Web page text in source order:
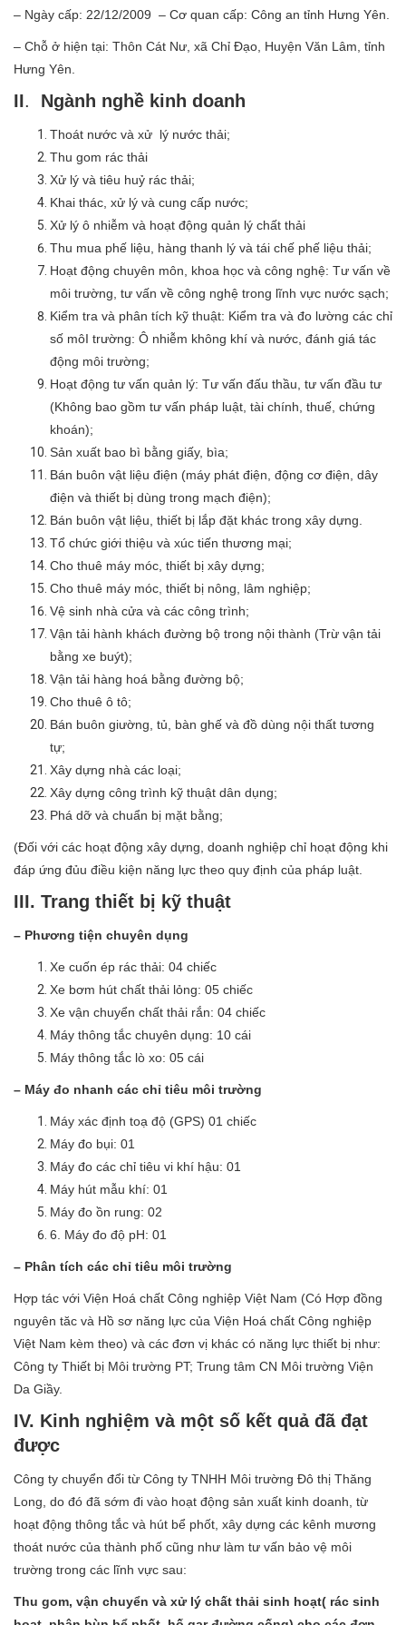
– Ngày cấp: 22/12/2009 – Cơ quan cấp: Công an tỉnh Hưng Yên.
– Chỗ ở hiện tại: Thôn Cát Nư, xã Chỉ Đạo, Huyện Văn Lâm, tỉnh
Hưng Yên.
II. Ngành nghề kinh doanh
Thoát nước và xử lý nước thải;
Thu gom rác thải
Xử lý và tiêu huỷ rác thải;
Khai thác, xử lý và cung cấp nước;
Xử lý ô nhiễm và hoạt động quản lý chất thải
Thu mua phế liệu, hàng thanh lý và tái chế phế liệu thải;
Hoạt động chuyên môn, khoa học và công nghệ: Tư vấn về
môi trường, tư vấn về công nghệ trong lĩnh vực nước sạch;
Kiểm tra và phân tích kỹ thuật: Kiểm tra và đo lường các chỉ
số môI trường: Ô nhiễm không khí và nước, đánh giá tác
động môi trường;
Hoạt động tư vấn quản lý: Tư vấn đấu thầu, tư vấn đầu tư
(Không bao gồm tư vấn pháp luật, tài chính, thuế, chứng
khoán);
Sản xuất bao bì bằng giấy, bìa;
Bán buôn vật liệu điện (máy phát điện, động cơ điện, dây
điện và thiết bị dùng trong mạch điện);
Bán buôn vật liệu, thiết bị lắp đặt khác trong xây dựng.
Tổ chức giới thiệu và xúc tiến thương mại;
Cho thuê máy móc, thiết bị xây dựng;
Cho thuê máy móc, thiết bị nông, lâm nghiệp;
Vệ sinh nhà cửa và các công trình;
Vận tải hành khách đường bộ trong nội thành (Trừ vận tải
bằng xe buýt);
Vận tải hàng hoá bằng đường bộ;
Cho thuê ô tô;
Bán buôn giường, tủ, bàn ghế và đồ dùng nội thất tương
tự;
Xây dựng nhà các loại;
Xây dựng công trình kỹ thuật dân dụng;
Phá dỡ và chuẩn bị mặt bằng;
(Đối với các hoạt động xây dựng, doanh nghiệp chỉ hoạt động khi
đáp ứng đủu điều kiện năng lực theo quy định của pháp luật.
III. Trang thiết bị kỹ thuật
– Phương tiện chuyên dụng
Xe cuốn ép rác thải: 04 chiếc
Xe bơm hút chất thải lỏng: 05 chiếc
Xe vận chuyển chất thải rắn: 04 chiếc
Máy thông tắc chuyên dụng: 10 cái
Máy thông tắc lò xo: 05 cái
– Máy đo nhanh các chỉ tiêu môi trường
Máy xác định toạ độ (GPS) 01 chiếc
Máy đo bụi: 01
Máy đo các chỉ tiêu vi khí hậu: 01
Máy hút mẫu khí: 01
Máy đo ồn rung: 02
6. Máy đo độ pH: 01
– Phân tích các chỉ tiêu môi trường
Hợp tác với Viện Hoá chất Công nghiệp Việt Nam (Có Hợp đồng
nguyên tăc và Hồ sơ năng lực của Viện Hoá chất Công nghiệp
Việt Nam kèm theo) và các đơn vị khác có năng lực thiết bị như:
Công ty Thiết bị Môi trường PT; Trung tâm CN Môi trường Viện
Da Giầy.
IV. Kinh nghiệm và một số kết quả đã đạt
được
Công ty chuyển đổi từ Công ty TNHH Môi trường Đô thị Thăng
Long, do đó đã sớm đi vào hoạt động sản xuất kinh doanh, từ
hoạt động thông tắc và hút bể phốt, xây dựng các kênh mương
thoát nước của thành phố cũng như làm tư vấn bảo vệ môi
trường trong các lĩnh vực sau:
Thu gom, vận chuyển và xử lý chất thải sinh hoạt( rác sinh